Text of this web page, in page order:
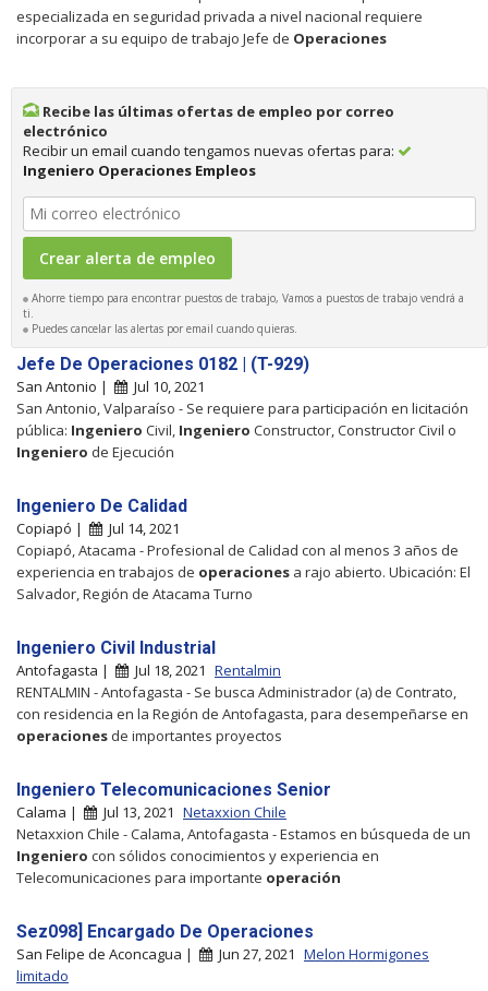
especializada en seguridad privada a nivel nacional requiere
incorporar a su equipo de trabajo Jefe de Operaciones
Recibe las últimas ofertas de empleo por correo
electrónico
Recibir un email cuando tengamos nuevas ofertas para:
Ingeniero Operaciones Empleos
Ahorre tiempo para encontrar puestos de trabajo, Vamos a puestos de trabajo vendrá a
ti.
Puedes cancelar las alertas por email cuando quieras.
Jefe De Operaciones 0182 | (T-929)
San Antonio |
Jul 10, 2021
San Antonio, Valparaíso - Se requiere para participación en licitación
pública: Ingeniero Civil, Ingeniero Constructor, Constructor Civil o
Ingeniero de Ejecución
Ingeniero De Calidad
Copiapó |
Jul 14, 2021
Copiapó, Atacama - Profesional de Calidad con al menos 3 años de
experiencia en trabajos de operaciones a rajo abierto. Ubicación: El
Salvador, Región de Atacama Turno
Ingeniero Civil Industrial
Antofagasta | Jul 18, 2021 Rentalmin
RENTALMIN - Antofagasta - Se busca Administrador (a) de Contrato,
con residencia en la Región de Antofagasta, para desempeñarse en
operaciones de importantes proyectos
Ingeniero Telecomunicaciones Senior
Calama | Jul 13, 2021 Netaxxion Chile
Netaxxion Chile - Calama, Antofagasta - Estamos en búsqueda de un
Ingeniero con sólidos conocimientos y experiencia en
Telecomunicaciones para importante operación
Sez098] Encargado De Operaciones
San Felipe de Aconcagua | Jun 27, 2021 Melon Hormigones
limitado